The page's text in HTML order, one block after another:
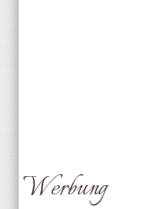
Werbung